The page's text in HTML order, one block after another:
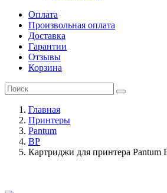
Оплата
Произвольная оплата
Доставка
Гарантии
Отзывы
Корзина
Главная
Принтеры
Pantum
BP
Картриджи для принтера Pantum